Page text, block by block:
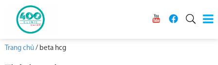
Trang chủ / beta hcg